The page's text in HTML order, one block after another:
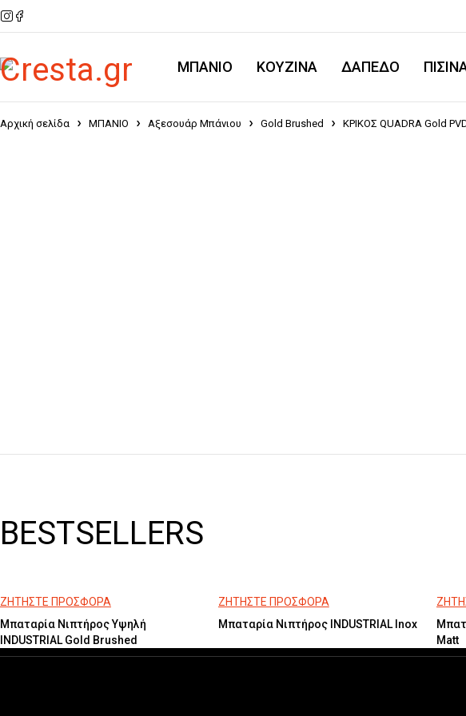
ΜΠΑΝΙΟ KOYZINA ΔΑΠΕΔΟ
Αρχική σελίδα ΜΠΑΝΙΟ Αξεσουάρ Μπάνιου Gold Brushed ΚΡΙΚΟΣ QUADRA Gold
BESTSELLERS
ΖΗΤΗΣΤΕ ΠΡΟΣΦΟΡΑ
Μπαταρία Νιπτήρος Υψηλή
INDUSTRIAL Gold Brushed
ΖΗΤΗΣΤΕ ΠΡΟΣΦΟΡΑ
Μπαταρία Νιπτήρος INDUSTRIAL Inox
Matt